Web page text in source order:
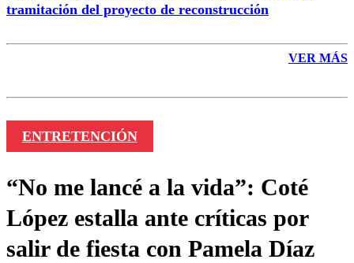
tramitación del proyecto de reconstrucción
VER MÁS
ENTRETENCIÓN
“No me lancé a la vida”: Coté
López estalla ante críticas por
salir de fiesta con Pamela Díaz